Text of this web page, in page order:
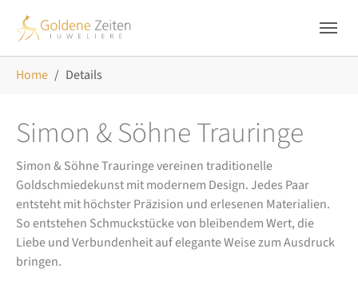
Home Details
Simon & Söhne Trauringe
Simon & Söhne Trauringe vereinen traditionelle
Goldschmiedekunst mit modernem Design. Jedes Paar
entsteht mit höchster Präzision und erlesenen Materialien.
So entstehen Schmuckstücke von bleibendem Wert, die
Liebe und Verbundenheit auf elegante Weise zum Ausdruck
bringen.